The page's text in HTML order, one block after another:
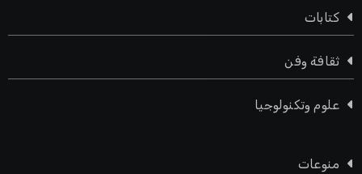
كتابات
ثقافة وفن
علوم وتكنولوجيا
منوعات